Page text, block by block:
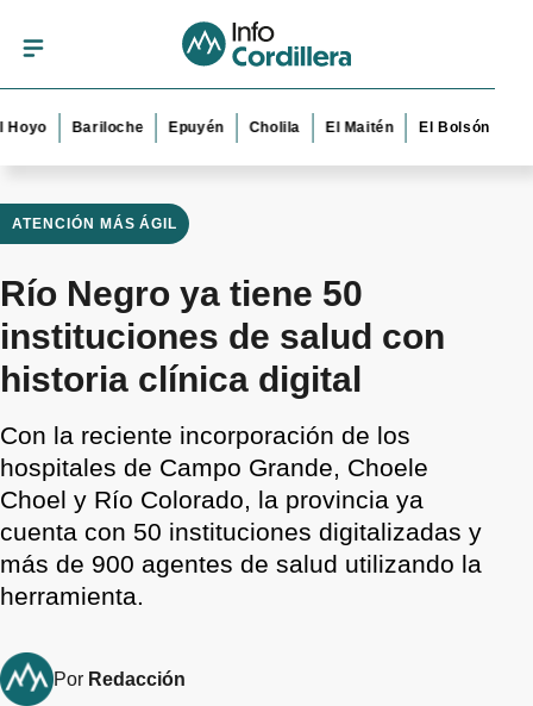
Bariloche Epuyén Cholila El Maitén El Bolsón Esquel
ATENCIÓN MÁS ÁGIL
Río Negro ya tiene 50
instituciones de salud con
historia clínica digital
Con la reciente incorporación de los
hospitales de Campo Grande, Choele
Choel y Río Colorado, la provincia ya
cuenta con 50 instituciones digitalizadas y
más de 900 agentes de salud utilizando la
herramienta.
Por Redacción